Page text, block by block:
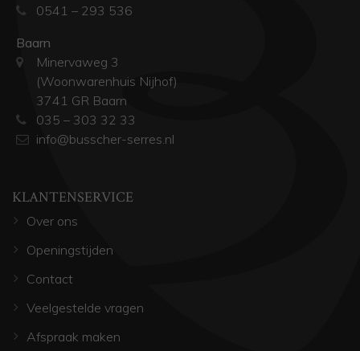
0541 – 293 536
Baarn
Minervaweg 3
(Woonwarenhuis Nijhof)
3741 GR Baarn
035 – 303 32 33
info@busscher-serres.nl
KLANTENSERVICE
Over ons
Openingstijden
Contact
Veelgestelde vragen
Afspraak maken